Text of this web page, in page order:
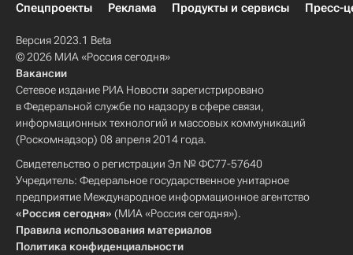
Спецпроекты
Реклама Продукты и сервисы Пресс-
Версия 2023.1 Beta
© 2026 МИА «Россия сегодня»
Вакансии
Сетевое издание РИА Новости зарегистрировано
в Федеральной службе по надзору в сфере связи,
информационных технологий и массовых коммуникаций
(Роскомнадзор) 08 апреля 2014 года.
Свидетельство о регистрации Эл № ФС77-57640
Учредитель: Федеральное государственное унитарное
предприятие Международное информационное агентство
«Россия сегодня» (МИА «Россия сегодня»).
Правила использования материалов
Политика конфиденциальности